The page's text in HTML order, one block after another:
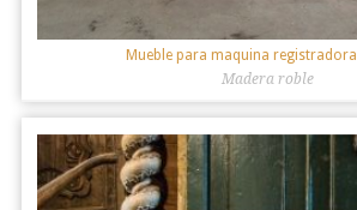
Mueble para maquina registradora
Madera roble